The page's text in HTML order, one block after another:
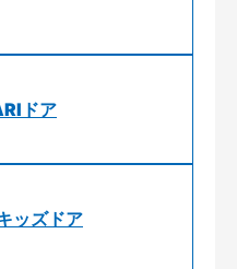
ドア
ッズドア